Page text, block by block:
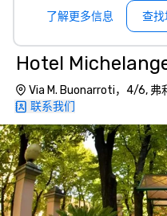
了解更多信息 查
Hotel
Via M. Buonarroti，4/6, 弗
联系我们